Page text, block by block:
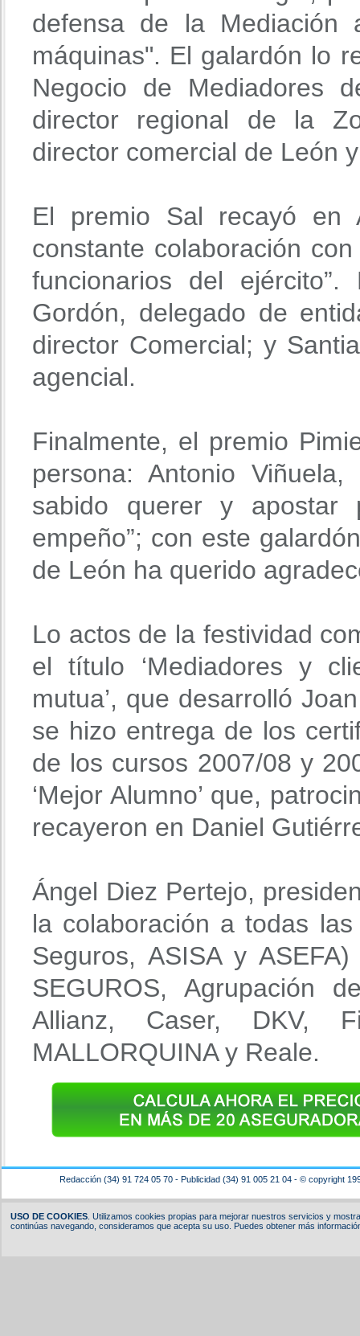
defensa de la
máquinas". El galardón lo
Negocio de Mediadores
director regional de la
director comercial de León
El premio Sal recayó en
constante colaboración
funcionarios del
Gordón, delegado de
director Comercial; y
agencial.
Finalmente, el premio
persona: Antonio
sabido querer y
empeño”; con este
de León ha querido
Lo actos de la festividad
el título ‘Mediadores y
mutua’, que desarrolló
se hizo entrega de los
de los cursos 2007/08 y
‘Mejor Alumno’ que,
recayeron en Daniel
Ángel Diez Pertejo,
la colaboración a todas
Seguros, ASISA y
SEGUROS, Agrupación
Allianz, Caser, DKV,
MALLORQUINA y Reale.
Redacción (34) 91 724 05 70 - Publicidad (34) 91 005 21 04 - © copyright
USO DE COOKIES. Utilizamos cookies propias para mejorar nuestros servicios y
continúas navegando, consideramos que acepta su uso. Puedes obtener más